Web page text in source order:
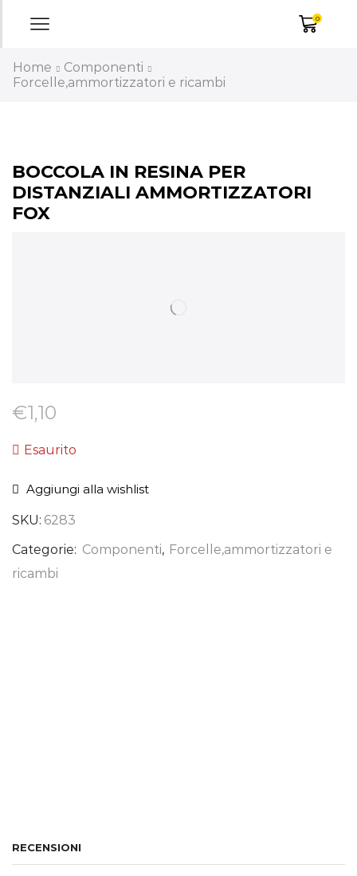
0
Home
Componenti
Forcelle,ammortizzatori e ricambi
BOCCOLA IN RESINA PER
DISTANZIALI AMMORTIZZATORI
FOX
€1,10
Esaurito
Aggiungi alla wishlist
SKU: 6283
Categorie: Componenti, Forcelle,ammortizzatori e
ricambi
RECENSIONI